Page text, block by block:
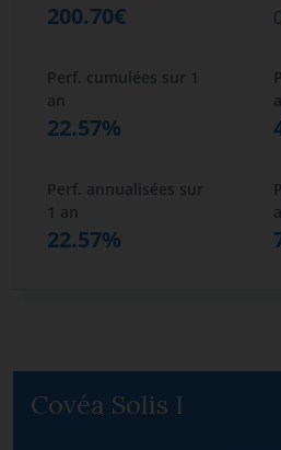
200.70€
Perf. cumulées sur 1
an
22.57%
Perf. annualisées sur
1 an
22.57%
Covéa Solis I